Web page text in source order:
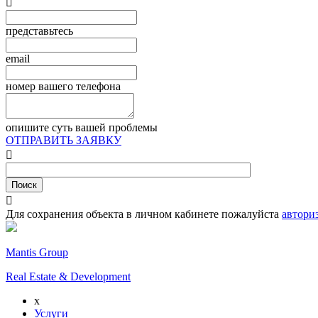

представьтесь
email
номер вашего телефона
опишите суть вашей проблемы
ОТПРАВИТЬ ЗАЯВКУ


Для сохранения объекта в личном кабинете пожалуйста
Mantis Group
Real Estate & Development
x
Услуги